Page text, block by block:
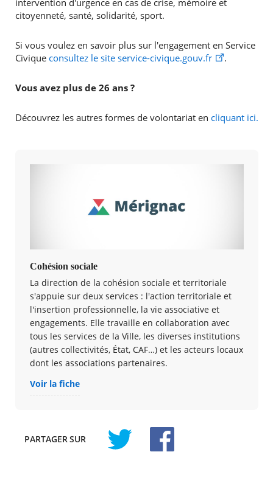
intervention d'urgence en cas de crise, mémoire et
citoyenneté, santé, solidarité, sport.
Si vous voulez en savoir plus sur l'engagement en Service
Civique consultez le site service-civique.gouv.fr .
Vous avez plus de 26 ans ?
Découvrez les autres formes de volontariat en cliquant ici.
Cohésion sociale
La direction de la cohésion sociale et territoriale
s'appuie sur deux services : l'action territoriale et
l'insertion professionnelle, la vie associative et
engagement​s​. Elle travaille en collaboration avec
tous les services de la Ville, les diverses institutions
(autres collectivités, État, CAF…) et les acteurs locaux
dont les associations partenaires.
Voir la fiche
PARTAGERSUR